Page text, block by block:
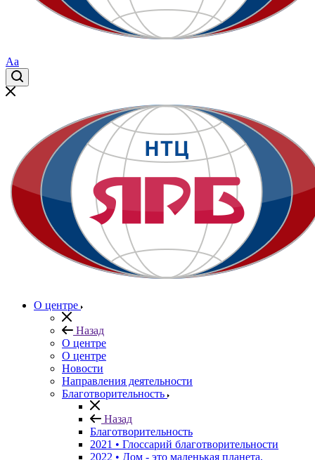
Aa
О центре
Назад
О центре
О центре
Новости
Направления деятельности
Благотворительность
Назад
Благотворительность
2021 • Глоссарий благотворительности
2022 • Дом - это маленькая планета,